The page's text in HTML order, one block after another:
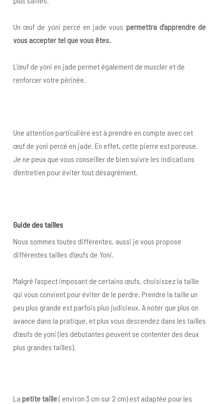
Un œuf de yoni percé en jade vous permettra d’apprendre de
vous accepter tel que vous êtes.
L’œuf de yoni en jade permet également de muscler et de
renforcer votre périnée.
Une attention particulière est à prendre en compte avec cet
œuf de yoni percé en jade. En effet, cette pierre est poreuse.
Je ne peux que vous conseiller de bien suivre les indications
d’entretien pour éviter tout désagrément.
Guide des tailles
Nous sommes toutes différentes, aussi je vous propose
différentes tailles d’œufs de Yoni.
Malgré l’aspect imposant de certains œufs, choisissez la taille
qui vous convient pour éviter de le perdre. Prendre la taille un
peu plus grande est parfois plus judicieux. A noter que plus on
avance dans la pratique, et plus vous descendez dans les tailles
d’œufs de yoni (les débutantes peuvent se contenter des deux
plus grandes tailles).
La petite taille( environ 3 cm sur 2 cm) est adaptée pour les